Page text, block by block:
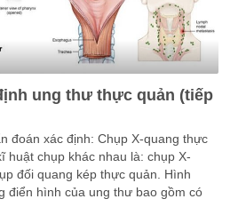
ung thư thực quản (tiếp
đoán xác định: Chụp X-quang thực
huật chụp khác nhau là: chụp X-
đối quang kép thực quản. Hình
điển hình của ung thư bao gồm có